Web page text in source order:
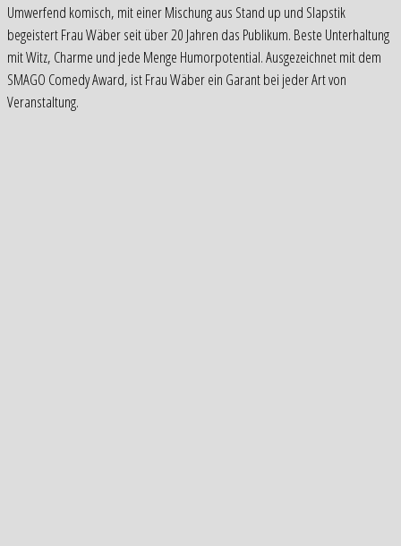
Umwerfend komisch, mit einer Mischung aus Stand up und Slapstik
begeistert Frau Wäber seit über 20 Jahren das Publikum. Beste Unterhaltung
mit Witz, Charme und jede Menge Humorpotential. Ausgezeichnet mit dem
SMAGO Comedy Award, ist Frau Wäber ein Garant bei jeder Art von
Veranstaltung.